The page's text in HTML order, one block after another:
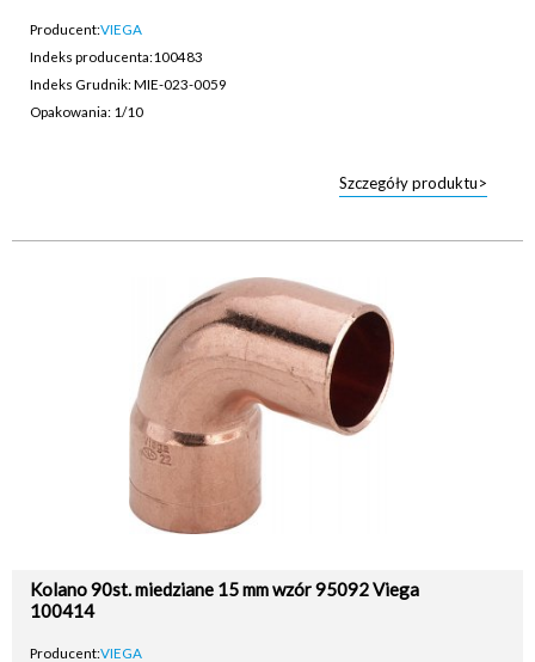
Producent:VIEGA
Indeks producenta:100483
Indeks Grudnik: MIE-023-0059
Opakowania: 1/10
Szczegóły produktu>
Kolano 90st. miedziane 15 mm wzór 95092 Viega
100414
Producent:VIEGA